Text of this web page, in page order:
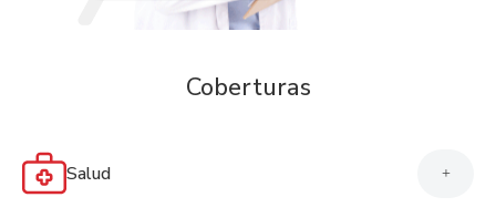
Coberturas
Salud +